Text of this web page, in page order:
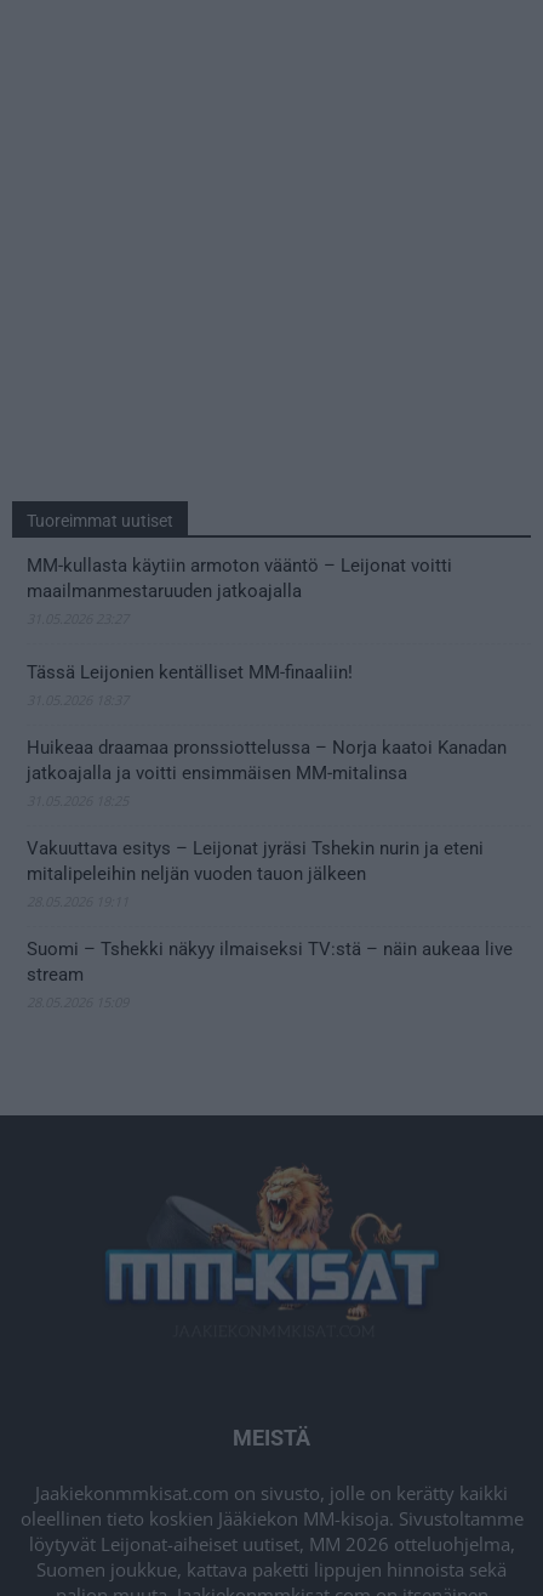
Tuoreimmat uutiset
MM-kullasta käytiin armoton vääntö – Leijonat voitti
maailmanmestaruuden jatkoajalla
Tässä Leijonien kentälliset MM-finaaliin!
Huikeaa draamaa pronssiottelussa – Norja kaatoi Kanadan
jatkoajalla ja voitti ensimmäisen MM-mitalinsa
Vakuuttava esitys – Leijonat jyräsi Tshekin nurin ja eteni
mitalipeleihin neljän vuoden tauon jälkeen
Suomi – Tshekki näkyy ilmaiseksi TV:stä – näin aukeaa live
stream
MEISTÄ
Jaakiekonmmkisat.com on sivusto, jolle on kerätty kaikki
oleellinen tieto koskien Jääkiekon MM-kisoja. Sivustoltamme
löytyvät Leijonat-aiheiset uutiset, MM 2026 otteluohjelma,
Suomen joukkue, kattava paketti lippujen hinnoista sekä